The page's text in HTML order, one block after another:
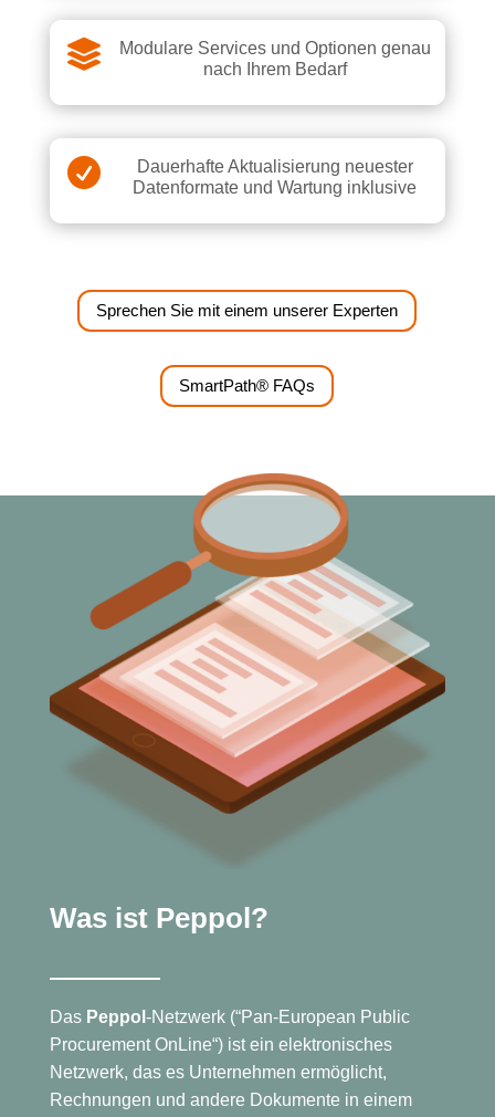

Modulare Services und Optionen genau
nach Ihrem Bedarf

Dauerhafte Aktualisierung neuester
Datenformate und Wartung inklusive
Sprechen Sie mit einem unserer Experten
SmartPath® FAQs
Was ist Peppol?
Das Peppol -Netzwerk (“Pan-European Public
Procurement OnLine“) ist ein elektronisches
Netzwerk, das es Unternehmen ermöglicht,
Rechnungen und andere Dokumente in einem